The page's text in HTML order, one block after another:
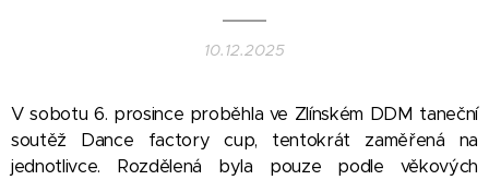
10.12.2025
V sobotu 6. prosince proběhla ve Zlínském DDM taneční
soutěž Dance factory cup, tentokrát zaměřená na
jednotlivce. Rozdělená byla pouze podle věkových